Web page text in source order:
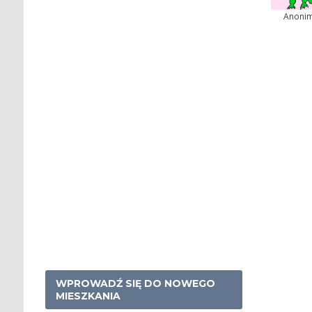
WPROWADŹ SIĘ DO NOWEGO
MIESZKANIA